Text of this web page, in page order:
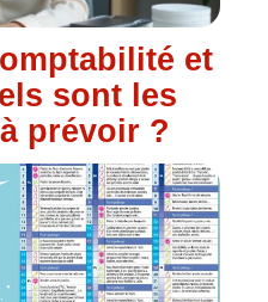
et
sont les
prévoir ?